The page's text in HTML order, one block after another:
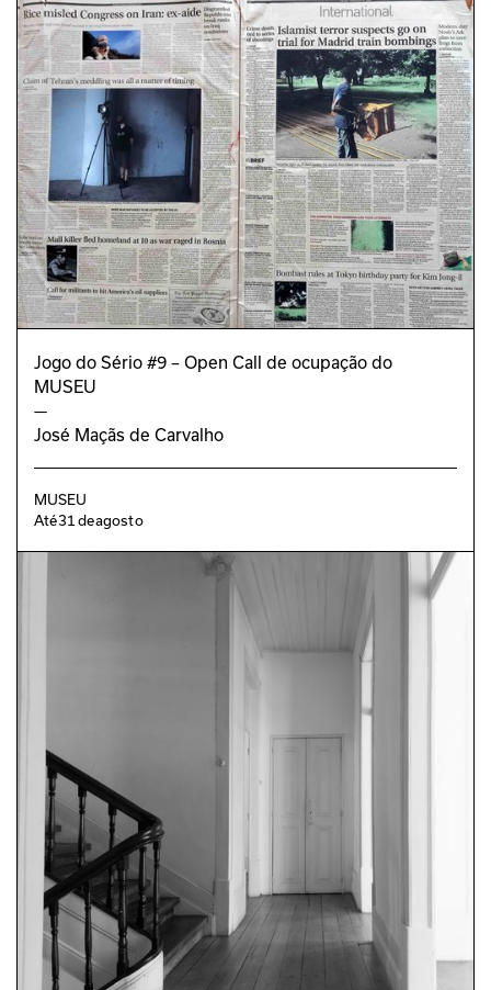
TEXTO
Rui Torres
REVISÃO
Carina Correia
TRADUÇÃO
Hugo Carriço (Estagiário FLUC)
DESIGN GRÁFICO
Joana Monteiro
Jogo do Sério #9 – Open Call de ocupação do
MUSEU
—
José Maçãs de Carvalho
MUSEU
Até31deagosto